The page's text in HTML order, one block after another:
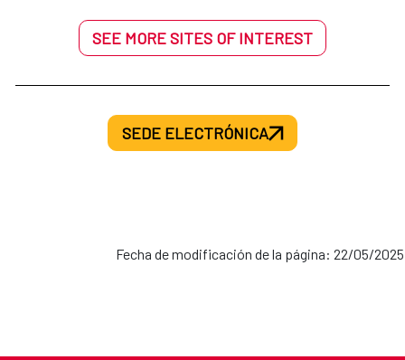
SEE MORE SITES OF INTEREST
SEDE ELECTRÓNICA
Fecha de modificación de la página: 22/05/2025